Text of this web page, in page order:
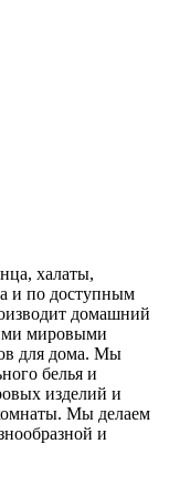
халаты,
и по доступным
домашний
мировыми
для дома. Мы
белья и
изделий и
Мы делаем
и